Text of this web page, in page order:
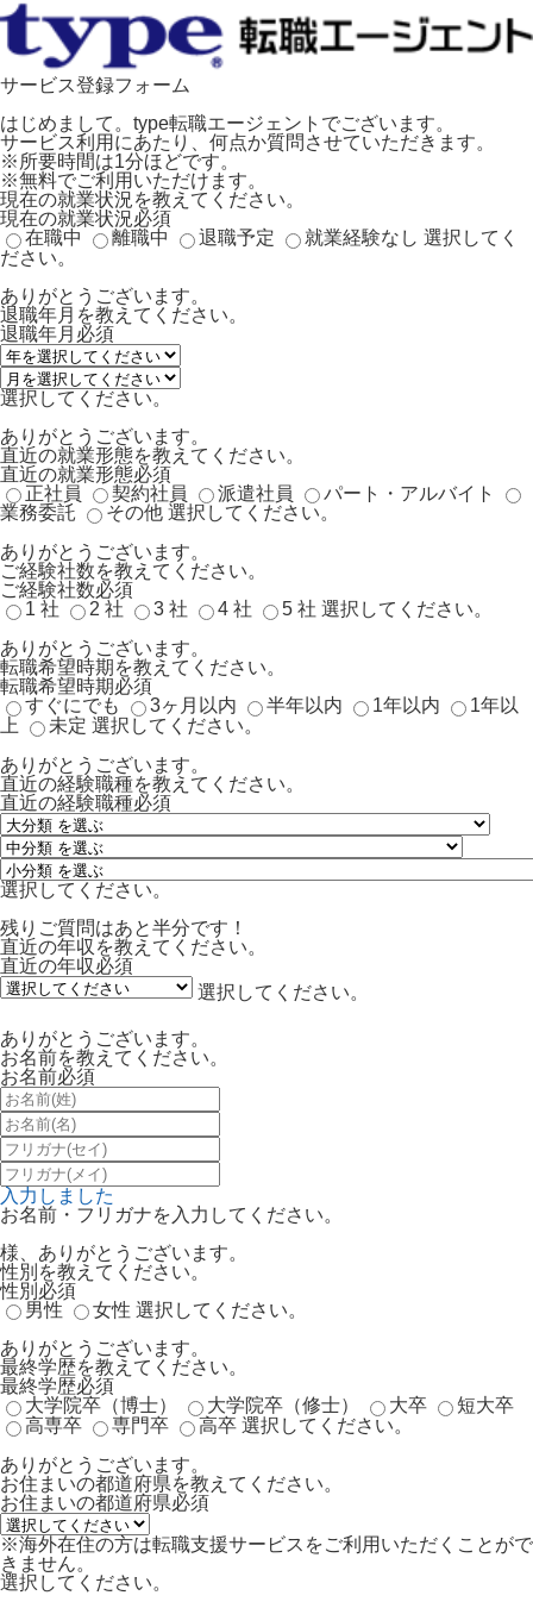
サービス登録フォーム
はじめまして。type転職エージェントでございます。
サービス利用にあたり、何点か質問させていただきます。
※所要時間は1分ほどです。
※無料でご利用いただけます。
現在の就業状況を教えてください。
現在の就業状況必須
在職中
離職中 退職予定 就業経験なし 選択してく
ださい。
ありがとうございます。
退職年月を教えてください。
退職年月 必須
選択してください。
ありがとうございます。
直近の就業形態を教えてください。
直近の就業形態必須
正社員
契約社員 派遣社員
パート・アルバイト
業務委託
その他 選択してください。
ありがとうございます。
ご経験社数を教えてください。
ご経験社数必須
1 社
2 社 3 社 4 社 5 社 選択してください。
ありがとうございます。
転職希望時期を教えてください。
転職希望時期必須
すぐにでも
3ヶ月以内 半年以内 1年以内
1年以
上
未定 選択してください。
ありがとうございます。
直近の経験職種を教えてください。
直近の経験職種必須
選択してください。
残りご質問はあと半分です！
直近の年収を教えてください。
直近の年収必須
選択してください。
ありがとうございます。
お名前を教えてください。
お名前必須
入力しました
お名前・フリガナを入力してください。
様、ありがとうございます。
性別を教えてください。
性別 必須
男性
女性 選択してください。
ありがとうございます。
最終学歴を教えてください。
最終学歴必須
大学院卒（博士）
大学院卒（修士） 大卒
短大卒
高専卒
専門卒 高卒 選択してください。
ありがとうございます。
お住まいの都道府県を教えてください。
お住まいの都道府県必須
※海外在住の方は転職支援サービスをご利用いただくことがで
きません。
選択してください。